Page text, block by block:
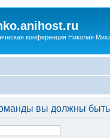
конференция Николая
вы должны